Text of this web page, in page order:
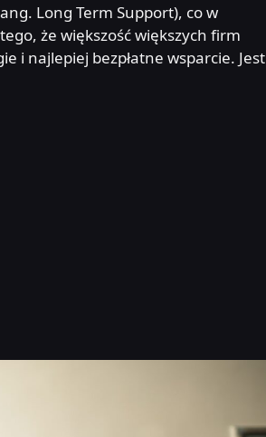
Long Term Support), co w
że większość większych firm
i najlepiej bezpłatne wsparcie. Jest